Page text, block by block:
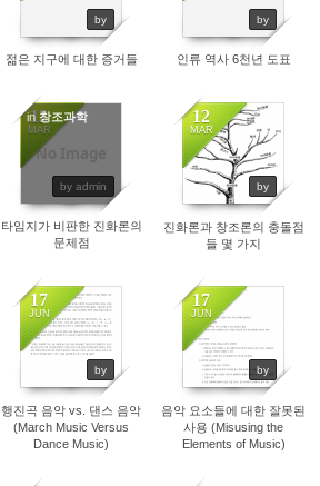
by
젊은 지구에 대한 증거들
by
인류 역사 6천년 도표
No Image
12
MAR
by admin
in창조과학
타임지가 비판한 진화론의
문제점
12
MAR
by
진화론과 창조론의 충돌점
들 몇 가지
17
JUN
by
행진곡 음악 vs. 댄스 음악
(March Music Versus
Dance Music)
17
JUN
by
음악 요소들에 대한 잘못된
사용 (Misusing the
Elements of Music)